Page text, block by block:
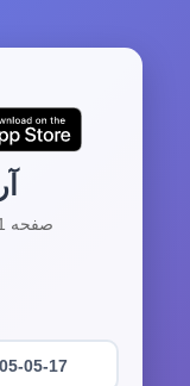
صفحه 1 از 343 | مجموع 3425 آرشیو
05-17